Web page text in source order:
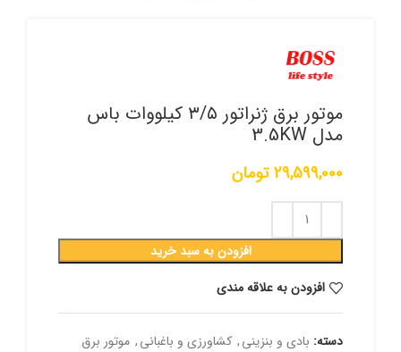
موتور برق ژنراتور ۳/۵ کیلووات باس
مدل 3.5KW
29,599,000 تومان
افزودن به سبد خرید
افزودن به علاقه مندی
دسته: بادی و بنزینی, کشاورزی و باغبانی, موتور برق